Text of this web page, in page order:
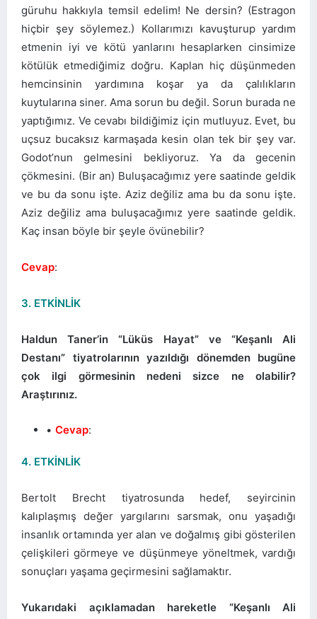
güruhu hakkıyla temsil edelim! Ne dersin? (Estragon
hiçbir şey söylemez.) Kollarımızı kavuşturup yardım
etmenin iyi ve kötü yanlarını hesaplarken cinsimize
kötülük etmediğimiz doğru. Kaplan hiç düşünmeden
hemcinsinin yardımına koşar ya da çalılıkların
kuytularına siner. Ama sorun bu değil. Sorun burada ne
yaptığımız. Ve cevabı bildiğimiz için mutluyuz. Evet, bu
uçsuz bucaksız karmaşada kesin olan tek bir şey var.
Godot’nun gelmesini bekliyoruz. Ya da gecenin
çökmesini. (Bir an) Buluşacağımız yere saatinde geldik
ve bu da sonu işte. Aziz değiliz ama bu da sonu işte.
Aziz değiliz ama buluşacağımız yere saatinde geldik.
Kaç insan böyle bir şeyle övünebilir?
Cevap:
3. ETKİNLİK
Haldun Taner’in “Lüküs Hayat” ve “Keşanlı Ali
Destanı” tiyatrolarının yazıldığı dönemden bugüne
çok ilgi görmesinin nedeni sizce ne olabilir?
Araştırınız.
Cevap:
4. ETKİNLİK
Bertolt Brecht tiyatrosunda hedef, seyircinin
kalıplaşmış değer yargılarını sarsmak, onu yaşadığı
insanlık ortamında yer alan ve doğalmış gibi gösterilen
çelişkileri görmeye ve düşünmeye yöneltmek, vardığı
sonuçları yaşama geçirmesini sağlamaktır.
Yukarıdaki açıklamadan hareketle “Keşanlı Ali